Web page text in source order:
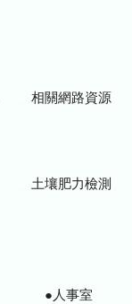
相關網路資源
土壤肥力檢測
●人事室